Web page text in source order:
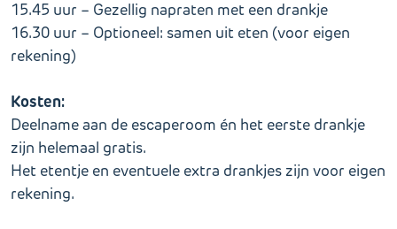
15.45 uur – Gezellig napraten met een drankje
16.30 uur – Optioneel: samen uit eten (voor eigen
rekening)
Kosten:
Deelname aan de escaperoom én het eerste drankje
zijn helemaal gratis.
Het etentje en eventuele extra drankjes zijn voor eigen
rekening.